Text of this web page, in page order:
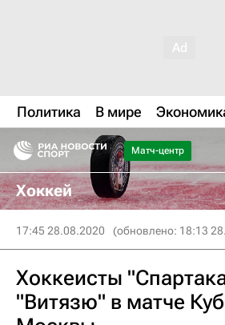
Политика В мире
Матч-центр
Хоккей
17:45 28.08.2020 (обновлено: 18:13
Хоккеисты
"Витязю" в матче